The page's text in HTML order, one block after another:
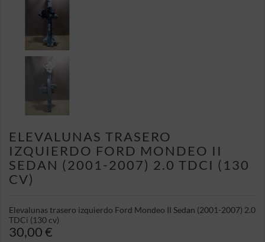
ELEVALUNAS TRASERO
IZQUIERDO FORD MONDEO II
SEDAN (2001-2007) 2.0 TDCI (130
CV)
Elevalunas trasero izquierdo Ford Mondeo II Sedan (2001-2007) 2.0
TDCi (130 cv)
30,00 €